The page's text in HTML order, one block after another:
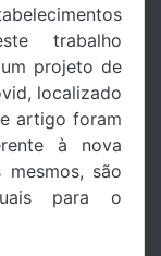
trabalho
projeto de
localizado
artigo foram
à nova
são
para o